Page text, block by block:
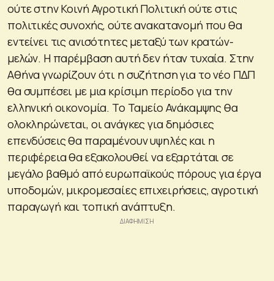
ούτε στην Κοινή Αγροτική Πολιτική ούτε στις
πολιτικές συνοχής, ούτε ανακατανομή που θα
εντείνει τις ανισότητες μεταξύ των κρατών-
μελών. Η παρέμβαση αυτή δεν ήταν τυχαία. Στην
Αθήνα γνωρίζουν ότι η συζήτηση για το νέο ΠΔΠ
θα συμπέσει με μια κρίσιμη περίοδο για την
ελληνική οικονομία. Το Ταμείο Ανάκαμψης θα
ολοκληρώνεται, οι ανάγκες για δημόσιες
επενδύσεις θα παραμένουν υψηλές και η
περιφέρεια θα εξακολουθεί να εξαρτάται σε
μεγάλο βαθμό από ευρωπαϊκούς πόρους για έργα
υποδομών, μικρομεσαίες επιχειρήσεις, αγροτική
παραγωγή και τοπική ανάπτυξη.